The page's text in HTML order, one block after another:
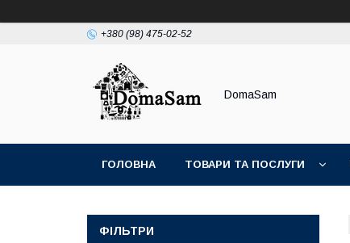
+380 (98) 475-02-52
DomaSam
ГОЛОВНА ТОВАРИ ТА ПОСЛУГИ
ФІЛЬТРИ